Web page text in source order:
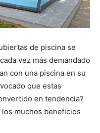
de piscina se
vez más demandado
con una piscina en su
que estas
en tendencia?
muchos beneficios